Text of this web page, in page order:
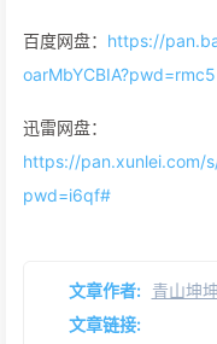
百度网盘： https://
oarMbYCBIA?pwd=rmc5
迅雷网盘：
https://pan.xunlei.com/
pwd=i6qf#
文章作者: 青山坤
文章链接: